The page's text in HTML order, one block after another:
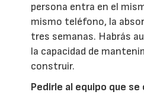
persona entra en el
mismo teléfono, la
tres semanas. Habrás
la capacidad de
construir.
Pedirle al equipo que